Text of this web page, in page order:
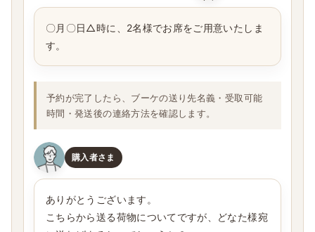
〇月〇日△時に、2名様でお席をご用意いたしま
す。
予約が完了したら、ブーケの送り先名義・受取可能
時間・発送後の連絡方法を確認します。
購入者さま
ありがとうございます。
こちらから送る荷物についてですが、どなた様宛